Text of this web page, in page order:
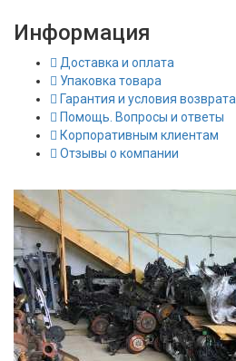
Информация
Доставка и оплата
Упаковка товара
Гарантия и условия возврата
Помощь. Вопросы и ответы
Корпоративным клиентам
Отзывы о компании